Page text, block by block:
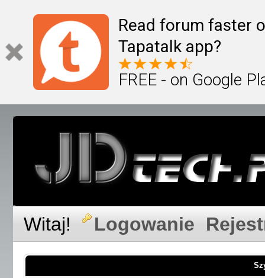
Read forum faster
Tapatalk app?
FREE - on Google
Witaj! Logowanie